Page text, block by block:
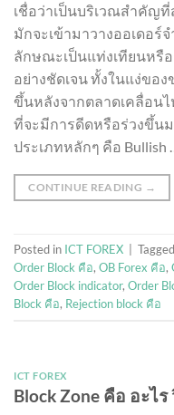
เชื่อว่าเป็นบริเวณสำคัญที่
มักจะเข้ามาวางออเดอร์
ลักษณะเป็นแท่งเทียนหรื
อย่างชัดเจน ทั้งในแง่ขอ
ขึ้นหลังจากตลาดเคลื่อน
ที่จะมีการดีดหรือร่วงขึ้นม
ประเภทหลักๆ คือ Bullish
CONTINUE READING →
Posted in ICT FOREX Tagged
Order Block คือ, OB Forex คือ,
Order Block indicator, Order
Block คือ, Rejection block คือ
ICT FOREX
Block Zone คือ อะไ